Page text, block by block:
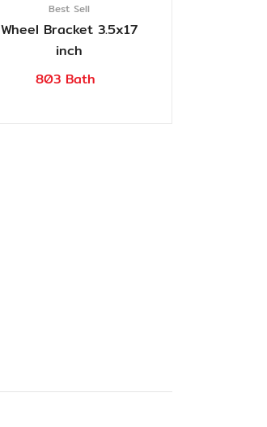
Best Sell
Wheel Bracket 3.5x17
inch
803 Bath